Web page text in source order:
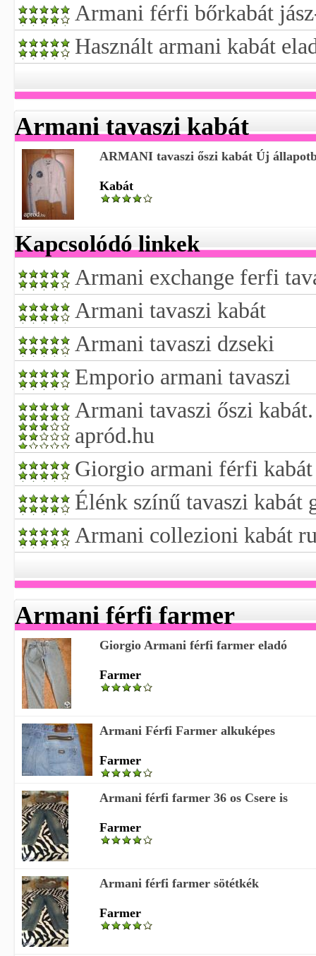
Armani férfi bőrkabát
Használt armani kabát
Armani tavaszi kabát
ARMANI tavaszi őszi kabát Új
Kabát
Kapcsolódó linkek
Armani exchange ferfi
Armani tavaszi kabát
Armani tavaszi dzseki
Emporio armani tavaszi
Armani tavaszi őszi
apród.hu
Giorgio armani férfi
Élénk színű tavaszi kabát
Armani collezioni kabát
Armani férfi farmer
Giorgio Armani férfi farmer eladó
Farmer
Armani Férfi Farmer alkuképes
Farmer
Armani férfi farmer 36 os Csere is
Farmer
Armani férfi farmer sötétkék
Farmer